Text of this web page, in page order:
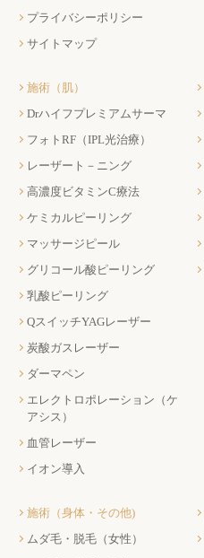
プライバシーポリシー
サイトマップ
施術（肌）
Drハイフプレミアムサーマ
フォトRF（IPL光治療）
レーザート－ニング
高濃度ビタミンC療法
ケミカルピーリング
マッサージピール
グリコール酸ピーリング
乳酸ピーリング
QスイッチYAGレーザー
炭酸ガスレーザー
ダーマペン
エレクトロポレーション（ケ
アシス）
血管レーザー
イオン導入
施術（身体・その他)
ムダ毛・脱毛（女性）